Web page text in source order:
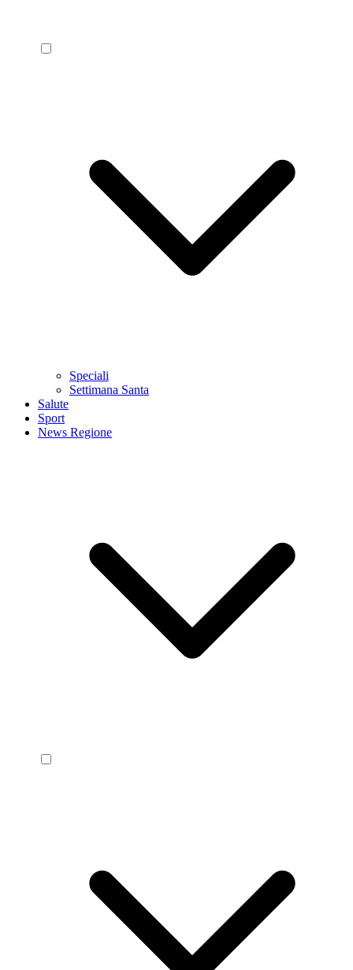
Speciali
Settimana Santa
Salute
Sport
News Regione